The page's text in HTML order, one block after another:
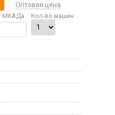
Оптовая цена
МКАДа: Кол-во машин: